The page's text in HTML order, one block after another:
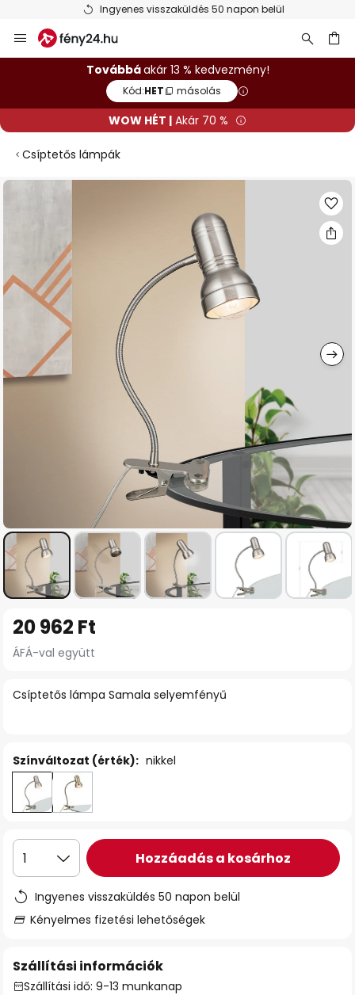
Ingyenes visszaküldés 50 napon belül
Ugrás
a
tartalomhozTovábbáakár 13 % kedvezmény!
Kód:HET másolás
WOW HÉT | Akár 70 %
Csíptetős lámpák
Ugrás
képgaléria
Csíptetős lámpa Samala selyemfényű
20 962 Ft
ÁFÁ-val együtt
Színváltozat (érték): nikkel
1 Hozzáadás a kosárhoz
Ingyenes visszaküldés 50 napon belül
Kényelmes fizetési lehetőségek
Szállítási információk
Szállítási idő: 9-13 munkanap